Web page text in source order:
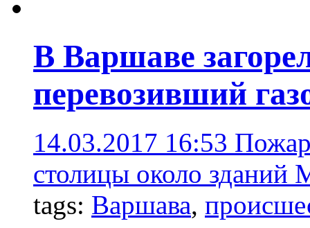
В Варшаве
перевозивший
14.03.2017 16:53
столицы около
tags: Варшава,